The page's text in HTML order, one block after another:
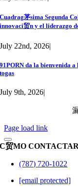
Cuadrag茅sima Segunda
innovaci贸n y el liderazgo
July 22nd, 2026|
91PORN da la bienvenida
togas
July 9th, 2026|
Page load link
C贸MO
(787) 720-1022
[email protected]